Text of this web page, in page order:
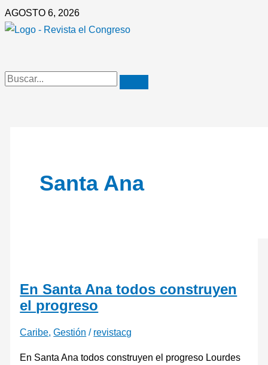
Ir
al
AGOSTO 6, 2026
Santa Ana
En Santa Ana todos construyen
el progreso
Caribe,Gestión / revistacg
En Santa Ana todos construyen el progreso Lourdes
En
Santa
construyen
el